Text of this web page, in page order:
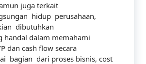
juga terkait
hidup perusahaan,
dibutuhkan
handal dalam memahami
dan cash flow secara
bagian dari proses bisnis, cost